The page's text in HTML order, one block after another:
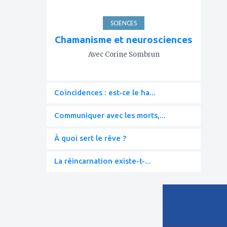
SCIENCES
Chamanisme et neurosciences
Avec Corine Sombrun
Coïncidences : est-ce le ha...
Communiquer avec les morts,...
À quoi sert le rêve ?
La réincarnation existe-t-...